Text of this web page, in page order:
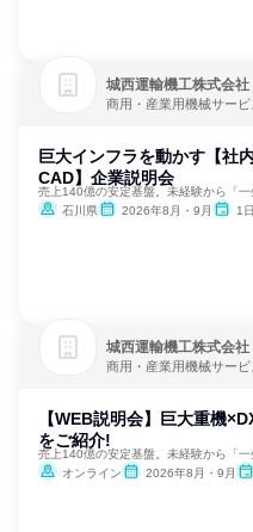
城西運輸機工株式会社
商用・産業用機械サー
巨大インフラを動かす【社
CAD】企業説明会
売上140億の安定基盤。未経験から「一
石川県
2026年8月・9月 1日
城西運輸機工株式会社
商用・産業用機械サー
【WEB説明会】巨大重機
をご紹介!
売上140億の安定基盤。未経験から「一
オンライン
2026年8月・9月